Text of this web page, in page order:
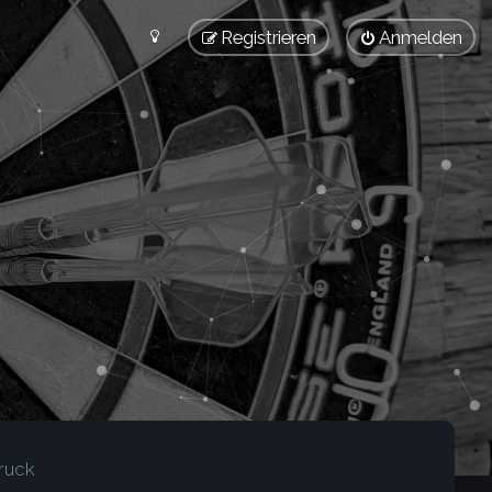
Anmelden
Registrieren